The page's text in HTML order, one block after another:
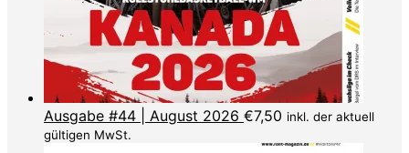
Ausgabe #44 | August 2026 €7,50 inkl. der aktuell
gültigen MwSt.